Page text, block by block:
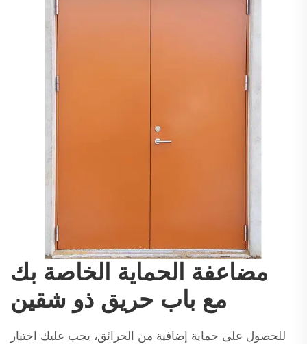
مضاعفة الحماية الخاصة بك
مع باب حريق ذو شقين
للحصول على حماية إضافية من الحرائق، يجب عليك اختيار